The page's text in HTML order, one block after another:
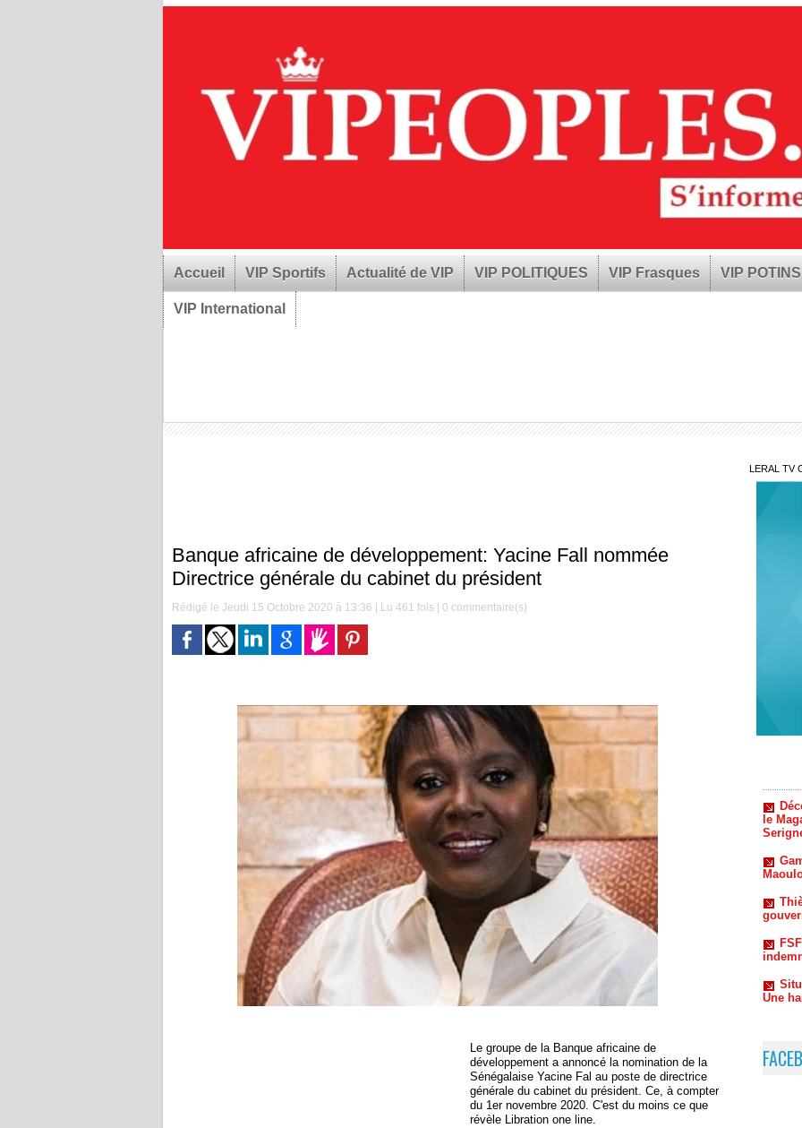
Accueil VIP Sportifs Actualité de VIP VIP POLITIQUES VIP Frasques VIP POTINS
VIP International
Banque africaine de développement: Yacine Fall nommée
Directrice générale du cabinet du président
Rédigé le Jeudi 15 Octobre 2020 à 13:36 | Lu 461 fois | 0 commentaire(s)
Le groupe de la Banque africaine de
développement a annoncé la nomination de la
Sénégalaise Yacine Fal au poste de directrice
générale du cabinet du président. Ce, à compter
du 1er novembre 2020. C'est du moins ce que
révèle Libration one line.
LERAL TV
Une